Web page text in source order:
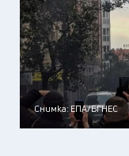
Снимка: ЕПА/БГНЕС